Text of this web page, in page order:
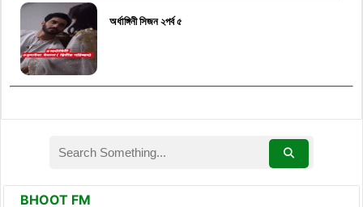
অর্ধাঙ্গিনী সিজন ২পর্ব ৫
BHOOT FM